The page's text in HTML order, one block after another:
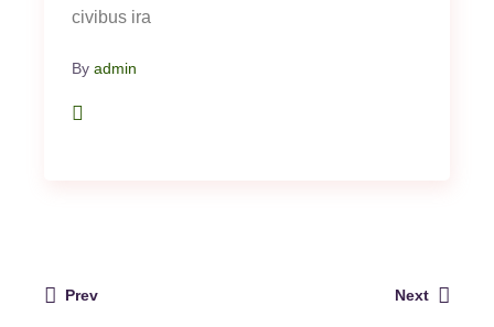
civibus ira
By admin
Prev Next